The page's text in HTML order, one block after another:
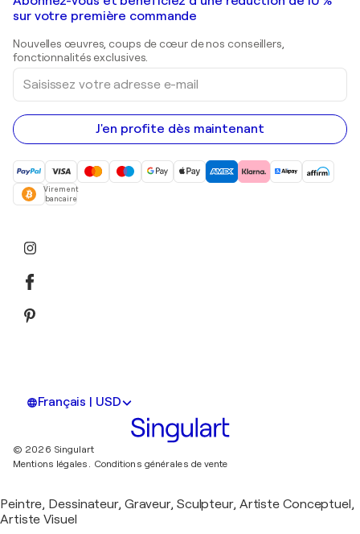
Shepard Fairey
Peintures de paysage
Estampes
Peintures acryliques
Galeries d'art en Belgique
sur votre première commande
Nouvelles œuvres, coups de cœur de nos conseillers,
fonctionnalités exclusives.
Saisissez
votre
adresse
e-
mail
J'en profite dès maintenant
Virement
bancaire
Français | USD
© 2026 Singulart
Mentions légales. Conditions générales de vente
Peintre, Dessinateur, Graveur, Sculpteur, Artiste Conceptuel,
Artiste Visuel